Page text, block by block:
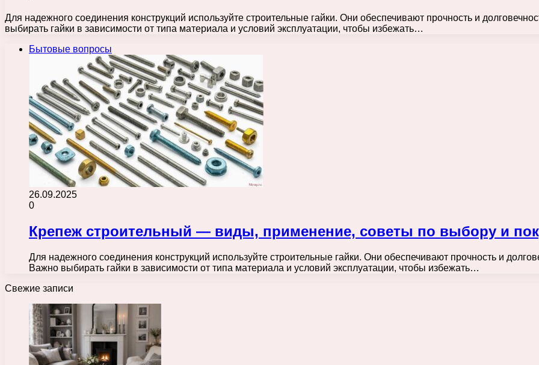
Для надежного соединения конструкций используйте строительные гайки. Они обеспечивают прочность и
выбирать гайки в зависимости от типа материала и условий эксплуатации, чтобы избежать…
Бытовые вопросы
26.09.2025
0
Крепеж строительный — виды, применение, советы по выбору и
Для надежного соединения конструкций используйте строительные гайки. Они обеспечивают прочность и
Важно выбирать гайки в зависимости от типа материала и условий эксплуатации, чтобы избежать…
Свежие записи